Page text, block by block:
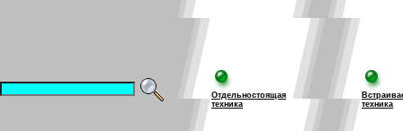
Отдельностоящая
техника
техника